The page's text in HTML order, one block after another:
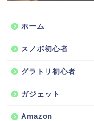
ホーム
スノボ初心者
グラトリ初心者
ガジェット
Amazon